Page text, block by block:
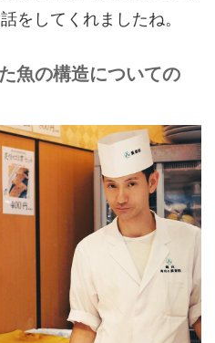
をしてくれましたね。
魚の構造についての